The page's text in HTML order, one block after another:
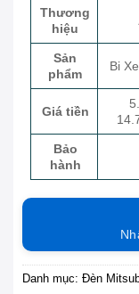
Thương
hiệu
Sản
phẩm
Bi
Giá tiền
Bảo
hành
Danh mục: Đèn